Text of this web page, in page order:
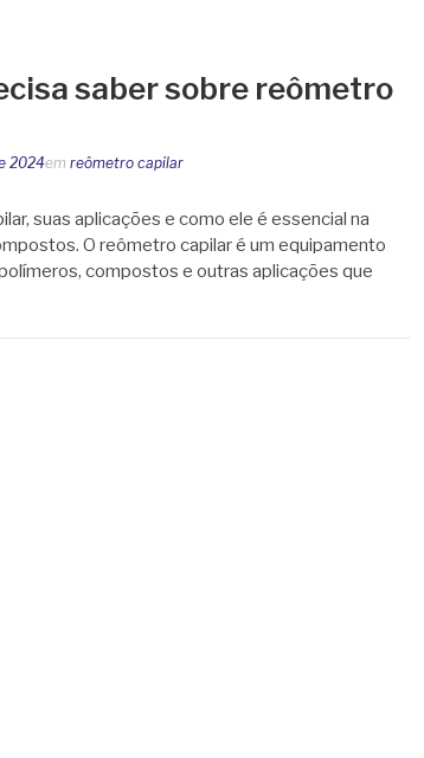
saber sobre reômetro
2024em reômetro capilar
suas aplicações e como ele é essencial na
O reômetro capilar é um equipamento
compostos e outras aplicações que